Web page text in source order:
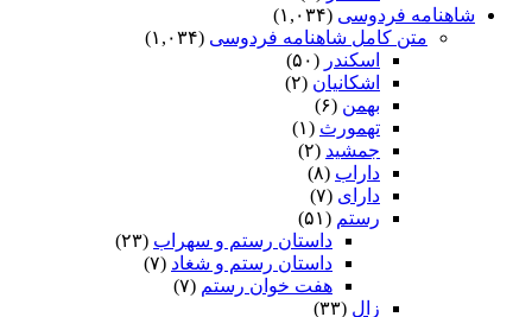
شاهنامه فردوسی (۱,۰۳۴)
متن کامل شاهنامه فردوسی (۱,۰۳۴)
اسکندر (۵۰)
اشکانیان (۲)
بهمن (۶)
تهمورث (۱)
جمشید (۲)
داراب (۸)
دارای (۷)
رستم (۵۱)
داستان رستم و سهراب (۲۳)
داستان رستم و شغاد (۷)
هفت خوان رستم‏ (۷)
زال (۳۳)